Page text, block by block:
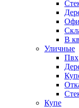
В
Уличные
Пвх
Купе